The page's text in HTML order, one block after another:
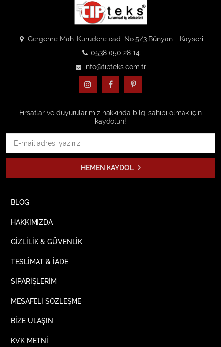
Gergeme Mah. Kurudere cad. No:5/3 Bünyan - Kayseri
0538 050 28 14
info@tipteks.com.tr
Fırsatlar ve duyurularımız hakkında bilgi sahibi olmak için
kaydolun!
HEMEN KAYDOL
BLOG
HAKKIMIZDA
GİZLİLİK & GÜVENLİK
TESLİMAT & İADE
SİPARİŞLERİM
MESAFELİ SÖZLEŞME
BİZE ULAŞIN
KVK METNİ